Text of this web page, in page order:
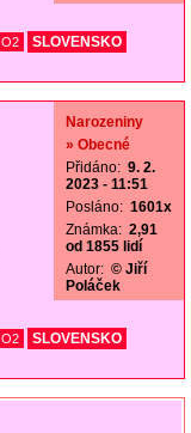
O2
SLOVENSKO
Narozeniny
» Obecné
Přidáno: 9. 2.
2023 - 11:51
Posláno: 1601x
Známka: 2,91
od 1855 lidí
Autor: © Jiří
Poláček
O2
SLOVENSKO